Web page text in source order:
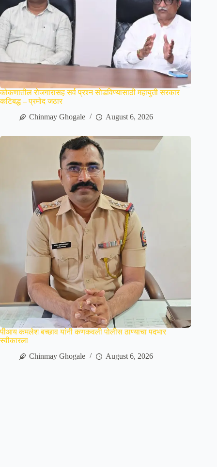
कोकणातील रोजगारासह सर्व प्रश्न सोडविण्यासाठी महायुती सरकार
कटिबद्ध – प्रमोद जठार
Chinmay Ghogale
August 6, 2026
पीआय कमलेश बच्छाव यांनी कणकवली पोलीस ठाण्याचा पदभार
स्वीकारला
Chinmay Ghogale
August 6, 2026